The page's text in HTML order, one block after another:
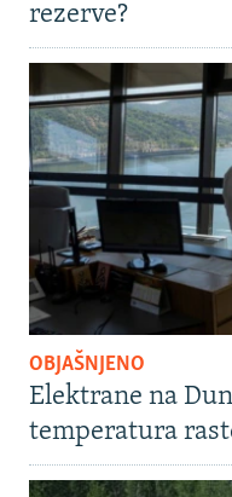
rezerve?
OBJAŠNJENO
Elektrane na
temperatura